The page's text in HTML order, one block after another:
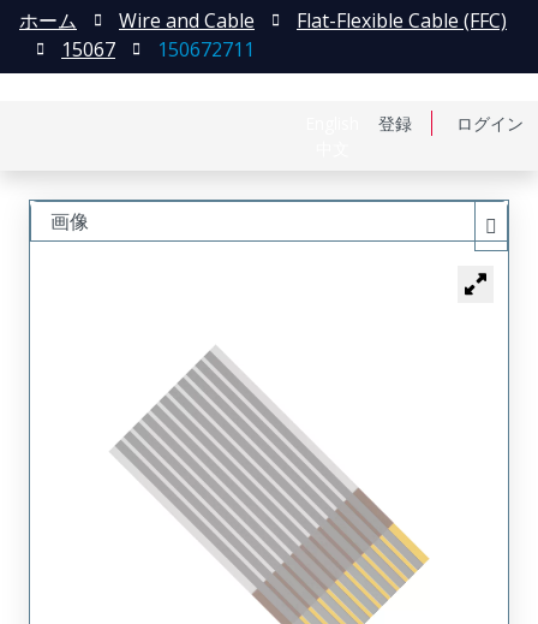
登録 ログイン
ホーム Wire and Cable
Flat-Flexible Cable (FFC)
15067
150672711
画像